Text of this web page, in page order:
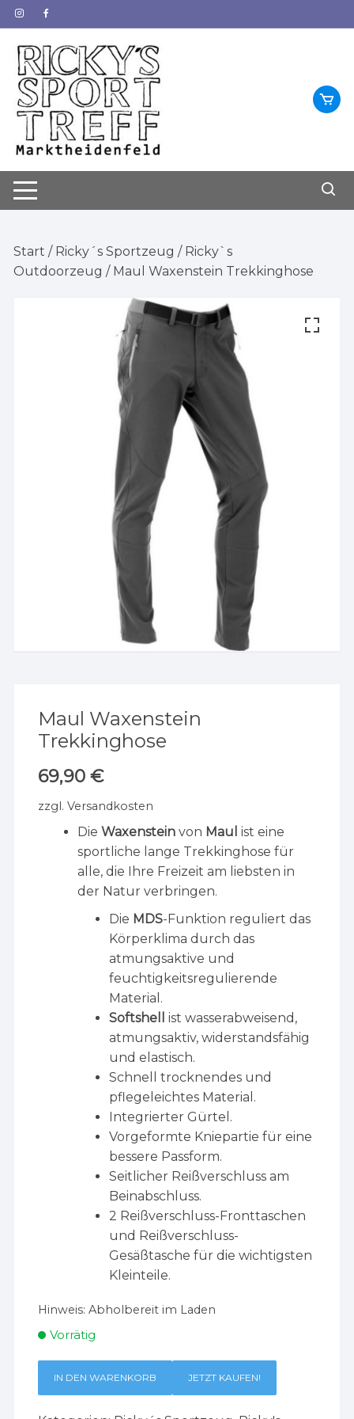
Zum
Inhalt
springen
Start / Ricky´s Sportzeug / Ricky`s
Outdoorzeug / Maul Waxenstein Trekkinghose
Maul Waxenstein
Trekkinghose
69,90€
zzgl.Versandkosten
DieWaxenstein von Maul ist eine
sportliche lange Trekkinghose für
alle, die Ihre Freizeit am liebsten in
der Natur verbringen.
Die MDS-Funktion reguliert das
Körperklima durch das
atmungsaktive und
feuchtigkeitsregulierende
Material.
Softshell
ist wasserabweisend,
atmungsaktiv, widerstandsfähig
und elastisch.
Schnell trocknendes und
pflegeleichtes Material.
Integrierter Gürtel.
Vorgeformte Kniepartie für eine
bessere Passform.
Seitlicher Reißverschluss am
Beinabschluss.
2 Reißverschluss-Fronttaschen
und Reißverschluss-
Gesäßtasche für die wichtigsten
Kleinteile.
Hinweis:Abholbereit im Laden
Vorrätig
IN DEN WARENKORB JETZT KAUFEN!